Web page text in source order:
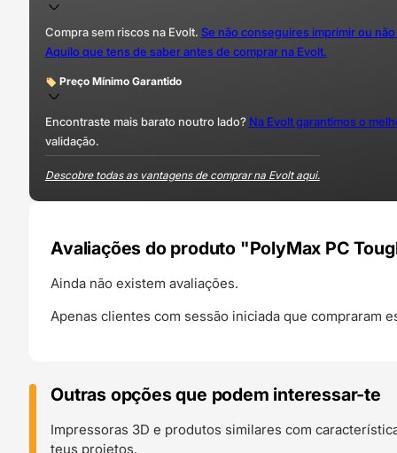
Compra sem riscos na Evolt. Se não conseguires imprimir ou
Aquilo que tens de saber antes de comprar na Evolt.
Preço Mínimo Garantido
Encontraste mais barato noutro lado? Na Evolt garantimos o
validação.
Descobre todas as vantagens de comprar na Evolt aqui.
Avaliações do produto "PolyMax PC
Ainda não existem avaliações.
Apenas clientes com sessão iniciada que compraram
Outras opções que podem interessar-te
Impressoras 3D e produtos similares com
teus projetos.